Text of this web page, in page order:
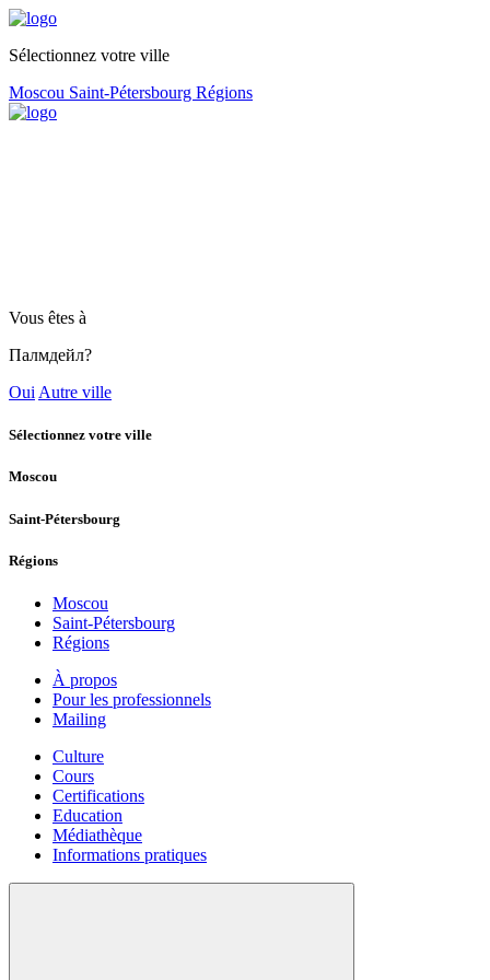
Sélectionnez votre ville
Moscou Saint-Pétersbourg Régions
Vous êtes à
Палмдейл?
Oui Autre ville
Sélectionnez votre ville
Moscou
Saint-Pétersbourg
Régions
Moscou
Saint-Pétersbourg
Régions
À propos
Pour les professionnels
Mailing
Culture
Cours
Certifications
Education
Médiathèque
Informations pratiques